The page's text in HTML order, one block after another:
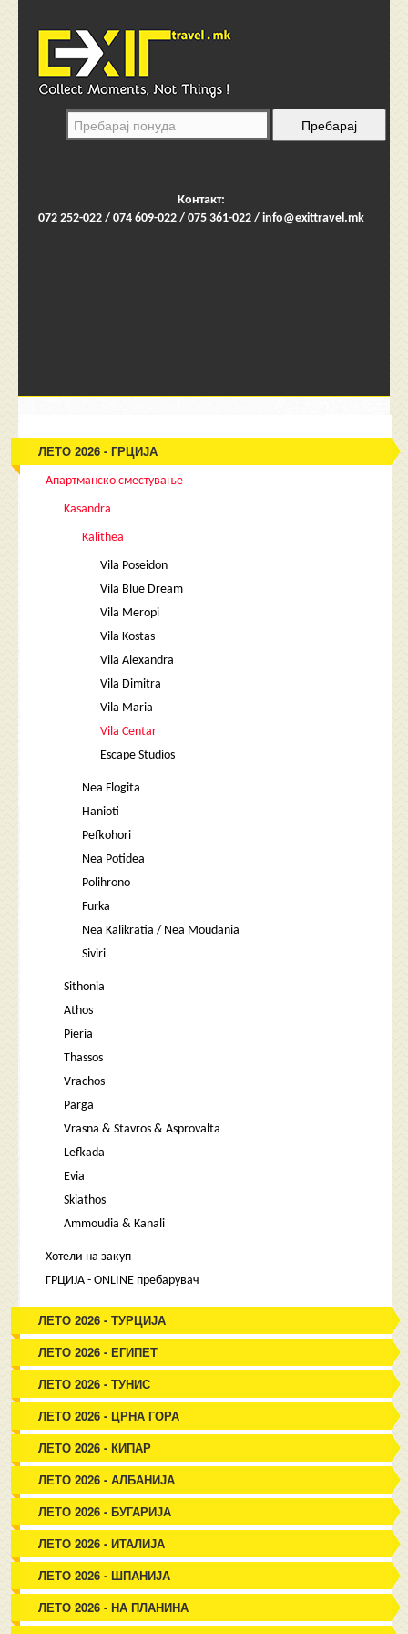
Контакт:
072 252-022 / 074 609-022 / 075 361-022 / info@exittravel.mk
ЛЕТО 2026 - ГРЦИЈА
Апартманско сместување
Kasandra
Kalithea
Vila Poseidon
Vila Blue Dream
Vila Meropi
Vila Kostas
Vila Alexandra
Vila Dimitra
Vila Maria
Vila Centar
Escape Studios
Nea Flogita
Hanioti
Pefkohori
Nea Potidea
Polihrono
Furka
Nea Kalikratia / Nea Moudania
Siviri
Sithonia
Athos
Pieria
Thassos
Vrachos
Parga
Vrasna & Stavros & Asprovalta
Lefkada
Evia
Skiathos
Ammoudia & Kanali
Хотели на закуп
ГРЦИЈА - ONLINE пребарувач
ЛЕТО 2026 - ТУРЦИЈА
ЛЕТО 2026 - ЕГИПЕТ
ЛЕТО 2026 - ТУНИС
ЛЕТО 2026 - ЦРНА ГОРА
ЛЕТО 2026 - КИПАР
ЛЕТО 2026 - АЛБАНИЈА
ЛЕТО 2026 - БУГАРИЈА
ЛЕТО 2026 - ИТАЛИЈА
ЛЕТО 2026 - ШПАНИЈА
ЛЕТО 2026 - НА ПЛАНИНА